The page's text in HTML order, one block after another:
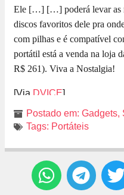
Ele […] […] poderá levar as
discos favoritos dele pra
com pilhas e é compatível
portátil está a venda na loja
R$ 261). Viva a Nostalgia!
[Via DVICE]
Postado em: Gadgets,
Tags: Portáteis